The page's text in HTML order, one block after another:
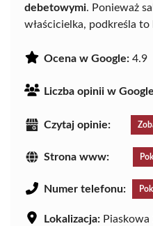
debetowymi. Ponieważ
właścicielka, podkreśla to
Ocena w Google: 4.9
Liczba opinii w
Czytaj opinie:
Strona www:
Numer telefonu:
Lokalizacja: